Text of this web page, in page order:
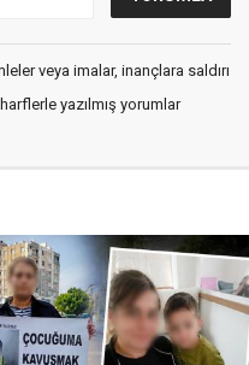
veya imalar, inançlara saldırı
yazılmış yorumlar